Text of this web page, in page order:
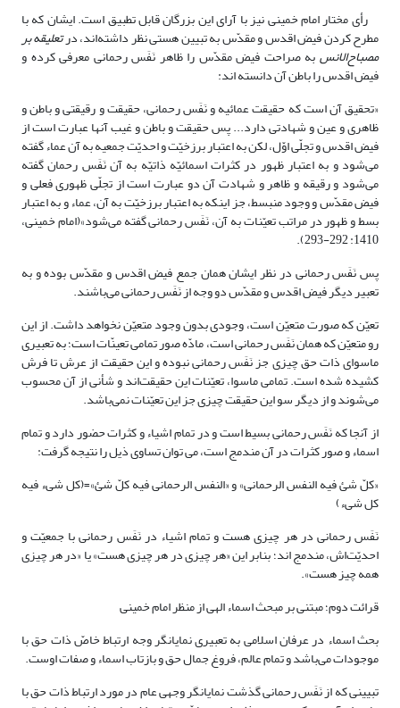
رأی مختار امام خمینی نیز با آرای این بزرگان قابل تطبیق است. ایشان که با
مطرح کردن فیض اقدس و مقدّس به تبیین هستی نظر داشته‌اند، درتعلیقه بر
مصباح‌الانسبه صراحت فیض مقدّس را ظاهر نَفَس رحمانی معرفی کرده و
فیض اقدس را باطن آن دانسته اند:
«تحقیق آن است که حقیقت عمائیه و نَفَس رحمانی، حقیقت و رقیقتی و باطن و
ظاهری و عین و شهادتی دارد... پس حقیقت و باطن و غیب آنها عبارت است از
فیض اقدس و تجلّی اوّل، لکن به اعتبار برزخیّت و احدیّت جمعیه به آن عماء گفته
می‌شود و به اعتبار ظهور در کثرات اسمائیّه ذاتیّه به آن نَفَس رحمان گفته
می‌شود و رقیقه و ظاهر و شهادت آن دو عبارت است از تجلّی ظهوری فعلی و
فیض مقدّس و وجود منبسط، جز اینکه به اعتبار برزخیّت به آن، عماء و به اعتبار
بسط و ظهور در مراتب تعیّنات به آن، نَفَس رحمانی گفته می‌شود»(امام خمینی،
1410: 292-293).
پس نَفَس رحمانی در نظر ایشان همان جمع فیض اقدس و مقدّس بوده و به
تعبیر دیگر فیض اقدس و مقدّس دو وجه از نَفَس رحمانی می‌باشند.
تعیّن که صورت متعیّن است، وجودی بدون وجود متعیّن نخواهد داشت. از این
رو متعیّن که همان نَفَس رحمانی است، مادّه صور تمامی تعینّات است؛ به تعبیری
ماسوای ذات حق چیزی جز نَفَس رحمانی نبوده و این حقیقت از عرش تا فرش
کشیده شده است. تمامی ماسوا، تعیّنات این حقیقت‌اند و شأنی از آن محسوب
می‌شوند و از دیگر سو این حقیقت چیزی جز این تعیّنات نمی‌باشد.
از آنجا که نَفَس رحمانی بسیط است و در تمام اشیاء و کثرات حضور دارد و تمام
اسماء و صور کثرات در آن مندمج است، می توان تساوی ذیل را نتیجه گرفت:
«کلّ شئ فیه النفس الرحمانی» و «النفس الرحمانی فیه کلّ شئ»=(کل شیء فیه
کل شیء)
نَفَس رحمانی در هر چیزی هست و تمام اشیاء در نَفَس رحمانی با جمعیّت و
احدیّت‌ا‌ش، مندمج اند؛ بنابر این «هر چیزی در هر چیزی هست» یا «در هر چیزی
همه چیز هست».
قرائت دوم؛ مبتنی بر مبحث اسماء الهی از منظر امام خمینی
بحث اسماء در عرفان اسلامی به تعبیری نمایانگر وجه ارتباط خاصّ ذات حق با
موجودات می‌باشد و تمام عالم، فروغ جمال حق و بازتاب اسماء و صفات اوست.
تبیینی که از نَفَس رحمانی گذشت نمایانگر وجهی عام در مورد ارتباط ذات حق با